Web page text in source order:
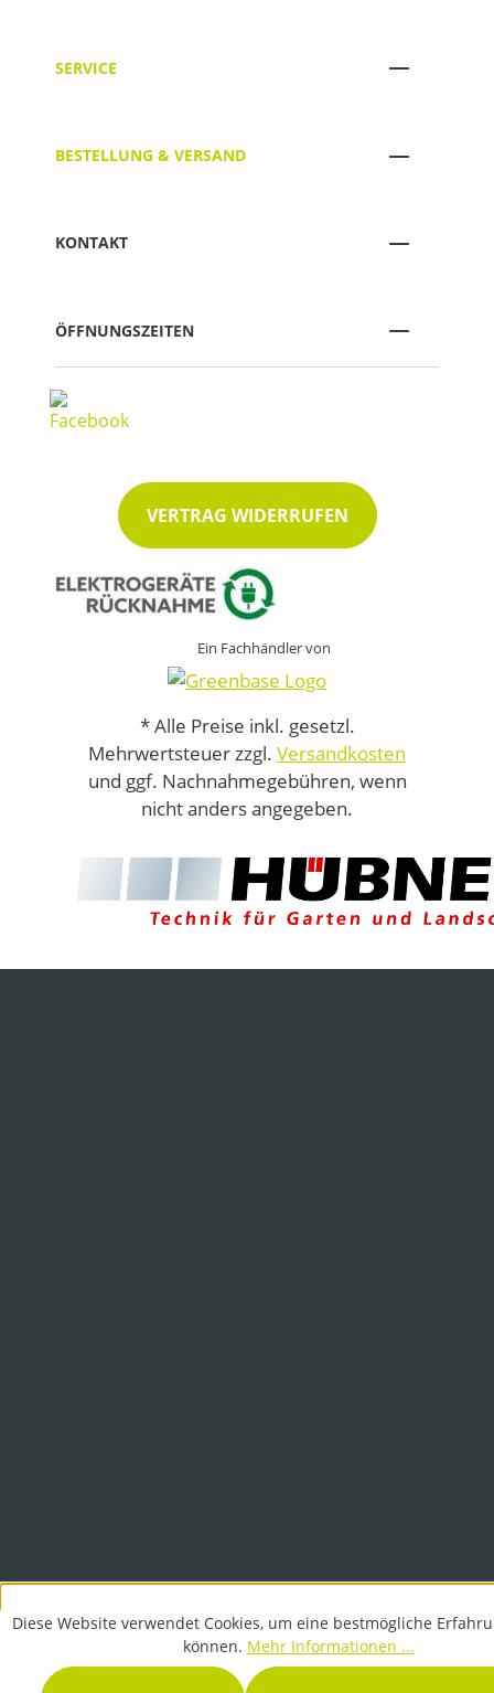
SERVICE
BESTELLUNG & VERSAND
KONTAKT
ÖFFNUNGSZEITEN
VERTRAG WIDERRUFEN
Ein Fachhändler von
* Alle Preise inkl. gesetzl.
Mehrwertsteuer zzgl. Versandkosten
und ggf. Nachnahmegebühren, wenn
nicht anders angegeben.
Diese Website verwendet Cookies, um eine bestmögliche
können. Mehr Informationen ...